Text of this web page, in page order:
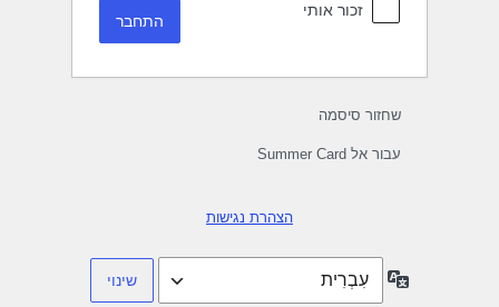
זכור אותי
שחזור סיסמה
עבור אל Summer Card
הצהרת נגישות
שפה